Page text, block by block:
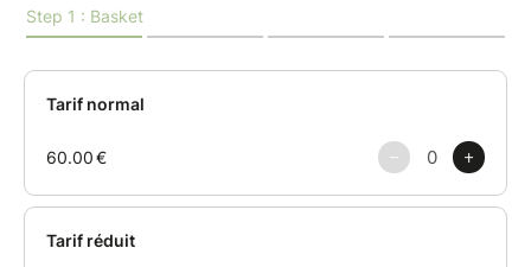
Nouilles fraîches et une sélection de toppings
cuissons pour créer un ramen aussi beau que
délicieux — le tout en version 100% végétale !
Cet atelier sera animé par le chef Luca.